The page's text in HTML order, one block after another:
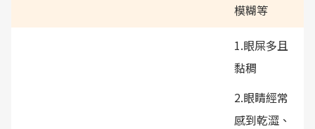
模糊等
1.眼屎多且
黏稠
2.眼睛經常
感到乾澀、